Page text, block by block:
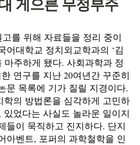
게으른 무정부주
를 위해 자료들을 정리 중이
어대학교 정치외교학과의 ‘김
마주하게 됐다. 사회과학과 정
연구를 지난 20여년간 꾸준히
문 목록에 기가 질릴 지경이다.
학의 방법론을 심각하게 고민하
있었다는 사실도 놀라운 일이지
들이 묵직하고 진지하다. 단지
아벤트, 포퍼의 과학철학을 인